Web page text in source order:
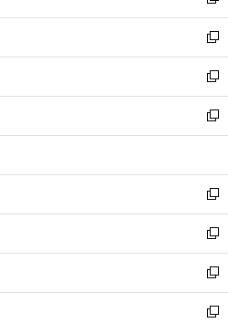
開
く
ウ
で
開
く
ン
ド
ウ
で
開
く
ウ
ィ
ン
ド
ウ
で
開
し
い
ウ
ィ
ン
ド
ウ
開
く
新
し
い
ウ
ィ
ン
ウ
で
開
く
新
し
い
ウ
ン
ド
ウ
で
開
く
新
し
ウ
ィ
ン
ド
ウ
で
開
く
新
し
い
ウ
ィ
ン
ド
新
し
い
ウ
ィ
新
し
い
新